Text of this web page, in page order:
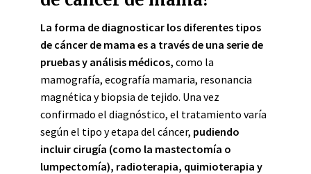
La forma de diagnosticar los diferentes tipos
de cáncer de mama es a través de una serie de
pruebas y análisis médicos, como la
mamografía, ecografía mamaria, resonancia
magnética y biopsia de tejido. Una vez
confirmado el diagnóstico, el tratamiento varía
según el tipo y etapa del cáncer, pudiendo
incluir cirugía (como la mastectomía o
lumpectomía), radioterapia, quimioterapia y